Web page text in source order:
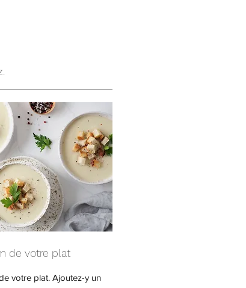
de votre plat
votre plat. Ajoutez-y un